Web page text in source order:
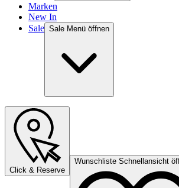
Marken
New In
Sale Sale Menü öffnen
Click & Reserve
Wunschliste Schnellansicht